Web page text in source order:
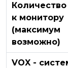
к монитору
(максимум
возможно)
VOX -